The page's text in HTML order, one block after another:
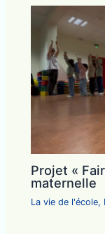
Projet «
maternelle
La vie de l'école,